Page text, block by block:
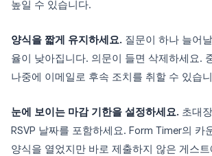
높일 수 있습니다.
양식을 짧게 유지하세요. 질문이 하나 늘어
율이 낮아집니다. 의문이 들면 삭제하세요.
나중에 이메일로 후속 조치를 취할 수 있습
눈에 보이는 마감 기한을 설정하세요. 초대
RSVP 날짜를 포함하세요. Form Timer의 카
양식을 열었지만 바로 제출하지 않은 게스